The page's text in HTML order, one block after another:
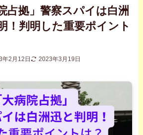
占拠」警察スパイは白洲
！判明した重要ポイント
年2月12日 2023年3月19日